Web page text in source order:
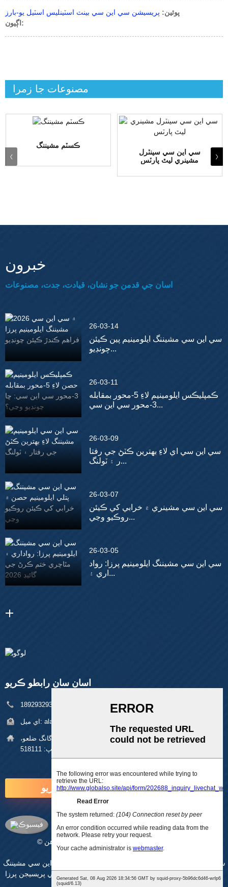
پوئين: پريسيشن سي اين سي بينٽ اسٽينلیس اسٽيل يو-بارز
اڳيون:
مصنوعات جا زمرا
ڪسٽم مشيننگ
سي اين سي سينٽرل
مشينري ليٿ پارٽس
خبرون
اسان جي قدمن جو نشان، قيادت، جدت، مصنوعات
26-03-14
سي اين سي مشيننگ ايلومينيم پين ڪيئن
چونڊيو...
26-03-11
ڪمپليڪس ايلومينيم لاءِ 5-محور بمقابله
3-محور سي اين سي...
26-03-09
سي اين سي اي لاءِ بهترين ڪٽڻ جي رفتا
ر ۽ ٽولنگ...
26-03-07
سي اين سي مشينري ۾ خرابي کي ڪيئن
روڪيو وڃي...
26-03-05
سي اين سي مشيننگ ايلومينيم پرزا: رواد
اري ۽...
اسان سان رابطو ڪريو
اي ميل: alan@pftworld.com
پتي:
بلڊنگ 49، فومين انڊسٽريل پارڪ، پنگھو ڳوٺ، لانگ گانگ ضلعو،
شينزين زپ: 518111
هاڻي پڇا ڳاڇا ڪريو
سائيٽ ميپ -اي ايم پي موبائل
سي اين سي مشيننگ
سي اين سي مشيننگ
سي اين سي پريسيجن پرزا